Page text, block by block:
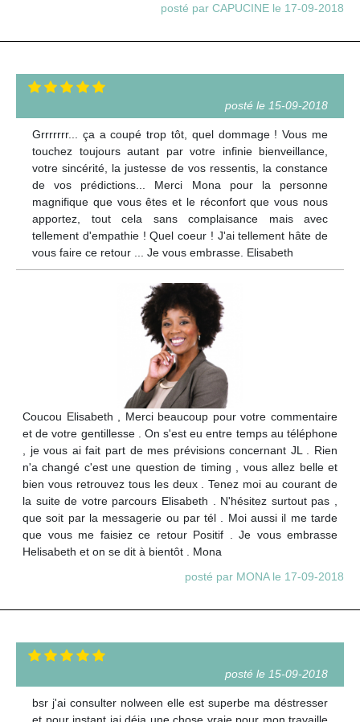
posté par CAPUCINE le 17-09-2018
posté le 15-09-2018
Grrrrrrr... ça a coupé trop tôt, quel dommage ! Vous me
touchez toujours autant par votre infinie bienveillance,
votre sincérité, la justesse de vos ressentis, la constance
de vos prédictions... Merci Mona pour la personne
magnifique que vous êtes et le réconfort que vous nous
apportez, tout cela sans complaisance mais avec
tellement d'empathie ! Quel coeur ! J'ai tellement hâte de
vous faire ce retour ... Je vous embrasse. Elisabeth
Coucou Elisabeth , Merci beaucoup pour votre commentaire
et de votre gentillesse . On s'est eu entre temps au téléphone
, je vous ai fait part de mes prévisions concernant JL . Rien
n'a changé c'est une question de timing , vous allez belle et
bien vous retrouvez tous les deux . Tenez moi au courant de
la suite de votre parcours Elisabeth . N'hésitez surtout pas ,
que soit par la messagerie ou par tél . Moi aussi il me tarde
que vous me faisiez ce retour Positif . Je vous embrasse
Helisabeth et on se dit à bientôt . Mona
posté par MONA le 17-09-2018
posté le 15-09-2018
bsr j'ai consulter nolween elle est superbe ma déstresser